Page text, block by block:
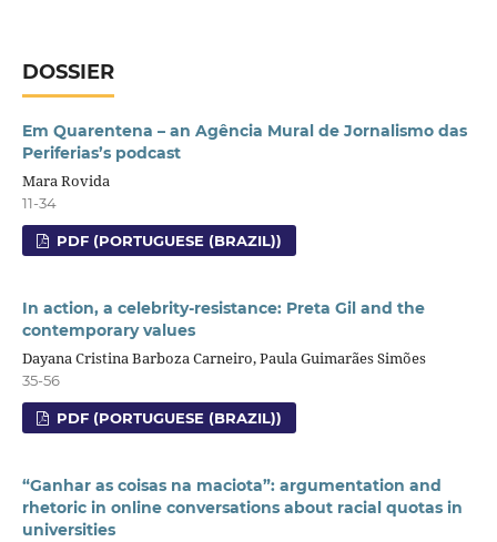
DOSSIER
Em Quarentena – an Agência Mural de Jornalismo das
Periferias’s podcast
Mara Rovida
11-34
PDF (PORTUGUESE (BRAZIL))
In action, a celebrity-resistance: Preta Gil and the
contemporary values
Dayana Cristina Barboza Carneiro, Paula Guimarães Simões
35-56
PDF (PORTUGUESE (BRAZIL))
“Ganhar as coisas na maciota”: argumentation and
rhetoric in online conversations about racial quotas in
universities